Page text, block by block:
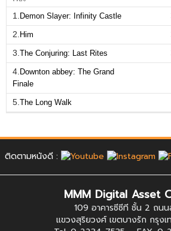
1. Demon Slayer: Infinity Castle
2. Him
3. The Conjuring: Last Rites
4. Downton abbey: The Grand
Finale
5. The Long Walk
ติดตามหนังดี :
MMM Digital Asset
109 อาคารซีซีที ชั้น 2 ถน
แขวงสุริยวงศ์ เขตบางรัก กรุง